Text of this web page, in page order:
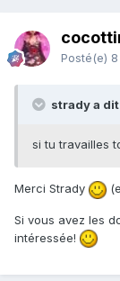
Posté(e)
strady a dit
si tu travailles
Merci Strady
Si vous avez les
intéressée!